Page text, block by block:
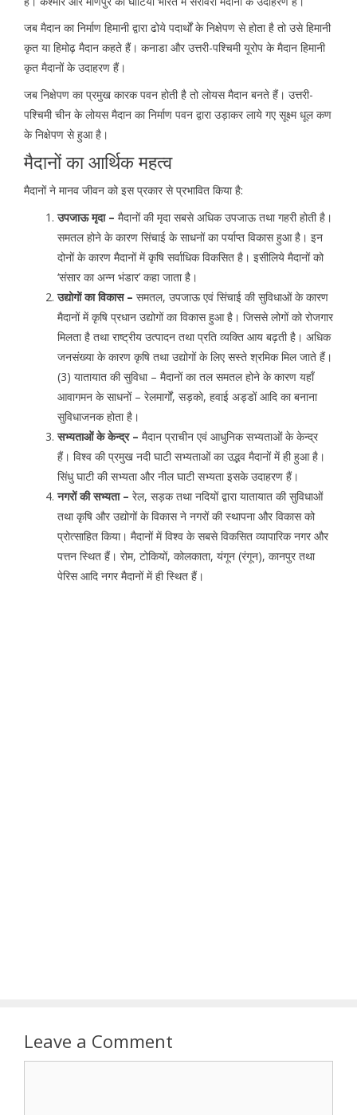
जब मैदान का निर्माण हिमानी द्वारा ढोये पदार्थों के निक्षेपण से होता है तो उसे हिमानी
कृत या हिमोढ़ मैदान कहते हैं। कनाडा और उत्तरी-पश्चिमी यूरोप के मैदान हिमानी
कृत मैदानों के उदाहरण हैं।
जब निक्षेपण का प्रमुख कारक पवन होती है तो लोयस मैदान बनते हैं। उत्तरी-
पश्चिमी चीन के लोयस मैदान का निर्माण पवन द्वारा उड़ाकर लाये गए सूक्ष्म धूल कण
के निक्षेपण से हुआ है।
मैदानों का आर्थिक महत्व
मैदानों ने मानव जीवन को इस प्रकार से प्रभावित किया है:
उपजाऊ मृदा – मैदानों की मृदा सबसे अधिक उपजाऊ तथा गहरी होती है।
समतल होने के कारण सिंचाई के साधनों का पर्याप्त विकास हुआ है। इन
दोनों के कारण मैदानों में कृषि सर्वाधिक विकसित है। इसीलिये मैदानों को
‘संसार का अन्न भंडार’ कहा जाता है।
उद्योगों का विकास – समतल, उपजाऊ एवं सिंचाई की सुविधाओं के कारण
मैदानों में कृषि प्रधान उद्योगों का विकास हुआ है। जिससे लोगों को रोजगार
मिलता है तथा राष्ट्रीय उत्पादन तथा प्रति व्यक्ति आय बढ़ती है। अधिक
जनसंख्या के कारण कृषि तथा उद्योगों के लिए सस्ते श्रमिक मिल जाते हैं।
(3) यातायात की सुविधा – मैदानों का तल समतल होने के कारण यहाँ
आवागमन के साधनों – रेलमार्गों, सड़को, हवाई अड्डों आदि का बनाना
सुविधाजनक होता है।
सभ्यताओं के केन्द्र – मैदान प्राचीन एवं आधुनिक सभ्यताओं के केन्द्र
हैं। विश्व की प्रमुख नदी घाटी सभ्यताओं का उद्भव मैदानों में ही हुआ है।
सिंधु घाटी की सभ्यता और नील घाटी सभ्यता इसके उदाहरण हैं।
नगरों की सभ्यता – रेल, सड़क तथा नदियों द्वारा यातायात की सुविधाओं
तथा कृषि और उद्योगों के विकास ने नगरों की स्थापना और विकास को
प्रोत्साहित किया। मैदानों में विश्व के सबसे विकसित व्यापारिक नगर और
पत्तन स्थित हैं। रोम, टोकियों, कोलकाता, यंगून (रंगून), कानपुर तथा
पेरिस आदि नगर मैदानों में ही स्थित हैं।
Leave a Comment